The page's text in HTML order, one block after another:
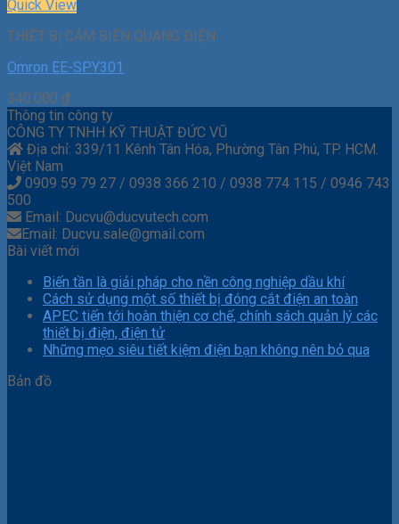
Quick View
THIẾT BỊ CẢM BIẾN QUANG ĐIỆN
Omron EE-SPY301
340.000 ₫
Thông tin công ty
CÔNG TY TNHH KỸ THUẬT ĐỨC VŨ
Địa chỉ: 339/11 Kênh Tân Hóa, Phường Tân Phú, TP. HCM.
Việt Nam
0909 59 79 27 / 0938 366 210 / 0938 774 115 / 0946 743
500
Email: Ducvu@ducvutech.com
Email: Ducvu.sale@gmail.com
Bài viết mới
Biến tần là giải pháp cho nền công nghiệp dầu khí
Cách sử dụng một số thiết bị đóng cắt điện an toàn
APEC tiến tới hoàn thiện cơ chế, chính sách quản lý các
thiết bị điện, điện tử
Những mẹo siêu tiết kiệm điện bạn không nên bỏ qua
Bản đồ